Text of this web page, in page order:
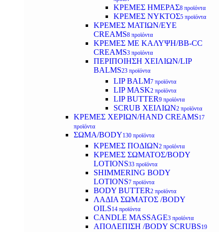
ΚΡΕΜΕΣ ΗΜΕΡΑΣ8 προϊόντα
ΚΡΕΜΕΣ ΝΥΚΤΟΣ5 προϊόντα
ΚΡΕΜΕΣ ΜΑΤΙΩΝ/EYE
CREAMS8 προϊόντα
ΚΡΕΜΕΣ ΜΕ ΚΑΛΥΨΗ/BB-CC
CREAMS3 προϊόντα
ΠΕΡΙΠΟΙΗΣΗ ΧΕΙΛΙΩΝ/LIP
BALMS23 προϊόντα
LIP BALM7 προϊόντα
LIP MASK2 προϊόντα
LIP BUTTER9 προϊόντα
SCRUB ΧΕΙΛΙΩΝ2 προϊόντα
ΚΡΕΜΕΣ ΧΕΡΙΩΝ/HAND CREAMS17
προϊόντα
ΣΩΜΑ/BODY130 προϊόντα
ΚΡΕΜΕΣ ΠΟΔΙΩΝ2 προϊόντα
ΚΡΕΜΕΣ ΣΩΜΑΤΟΣ/BODY
LOTIONS33 προϊόντα
SHIMMERING BODY
LOTIONS7 προϊόντα
BODY BUTTER2 προϊόντα
ΛΑΔΙΑ ΣΩΜΑΤΟΣ /BODY
OILS14 προϊόντα
CANDLE MASSAGE3 προϊόντα
ΑΠΟΛΕΠΙΣΗ /BODY SCRUBS19